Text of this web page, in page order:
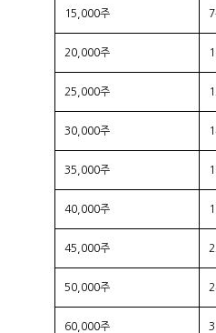
15,000주
20,000주
25,000주
30,000주
35,000주
40,000주
45,000주
50,000주
60,000주